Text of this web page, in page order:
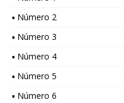
▪ Número 2
▪ Número 3
▪ Número 4
▪ Número 5
▪ Número 6